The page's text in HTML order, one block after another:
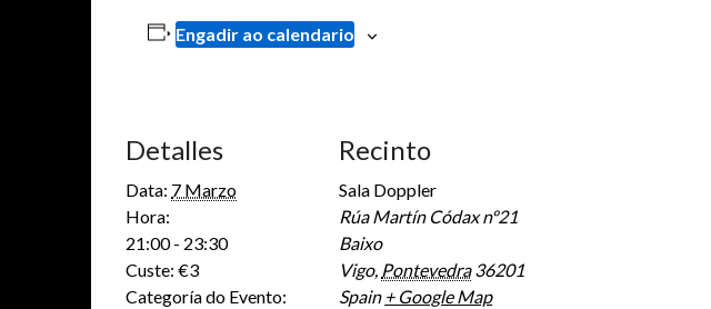
Engadir ao calendario
Detalles
Data: 7 Marzo
Hora:
21:00 - 23:30
Custe: €3
Categoría do Evento:
Recinto
Sala Doppler
Rúa Martín Códax nº21
Baixo
Vigo, Pontevedra 36201
Spain + Google Map